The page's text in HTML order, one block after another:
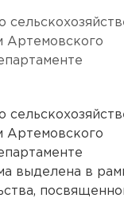
Артемовского
Артемовского
выделена в